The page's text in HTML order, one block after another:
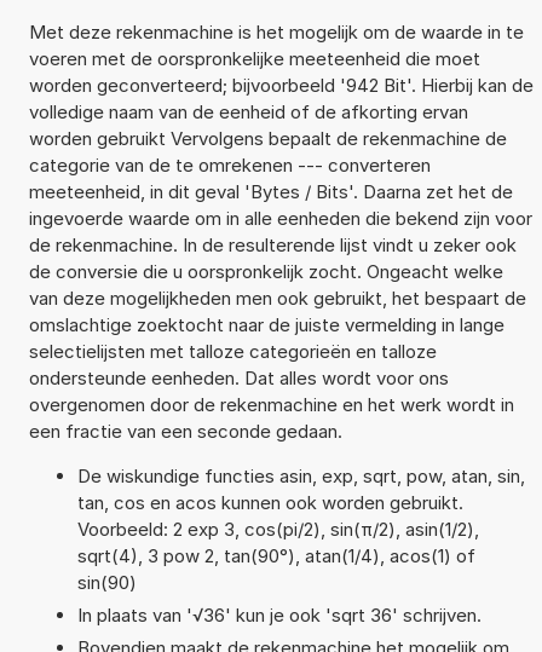
Met deze rekenmachine is het mogelijk om de waarde in te
voeren met de oorspronkelijke meeteenheid die moet
worden geconverteerd; bijvoorbeeld '942 Bit'. Hierbij kan de
volledige naam van de eenheid of de afkorting ervan
worden gebruikt Vervolgens bepaalt de rekenmachine de
categorie van de te omrekenen --- converteren
meeteenheid, in dit geval 'Bytes / Bits'. Daarna zet het de
ingevoerde waarde om in alle eenheden die bekend zijn voor
de rekenmachine. In de resulterende lijst vindt u zeker ook
de conversie die u oorspronkelijk zocht. Ongeacht welke
van deze mogelijkheden men ook gebruikt, het bespaart de
omslachtige zoektocht naar de juiste vermelding in lange
selectielijsten met talloze categorieën en talloze
ondersteunde eenheden. Dat alles wordt voor ons
overgenomen door de rekenmachine en het werk wordt in
een fractie van een seconde gedaan.
De wiskundige functies asin, exp, sqrt, pow, atan, sin,
tan, cos en acos kunnen ook worden gebruikt.
Voorbeeld: 2 exp 3, cos(pi/2), sin(π/2), asin(1/2),
sqrt(4), 3 pow 2, tan(90°), atan(1/4), acos(1) of
sin(90)
In plaats van '√36' kun je ook 'sqrt 36' schrijven.
Bovendien maakt de rekenmachine het mogelijk om